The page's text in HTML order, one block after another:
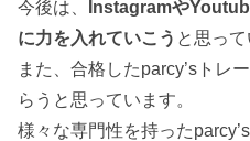
今後は、 Instagramや
に力を入れていこう と思って
また、合格したparcy’sトレ
らうと思っています。
様々な専門性を持った